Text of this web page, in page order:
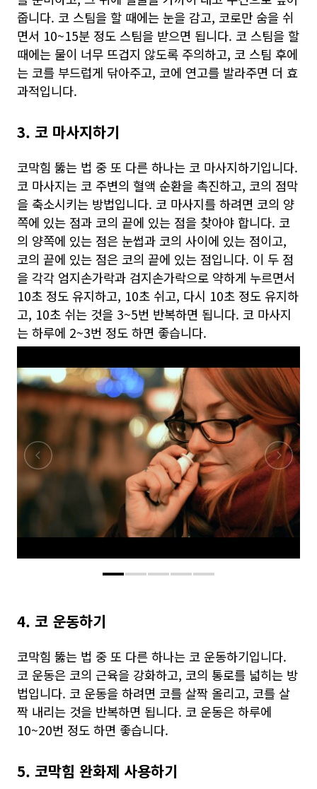
줍니다. 코 스팀을 할 때에는 눈을 감고, 코로만 숨을 쉬
면서 10~15분 정도 스팀을 받으면 됩니다. 코 스팀을 할
때에는 물이 너무 뜨겁지 않도록 주의하고, 코 스팀 후에
는 코를 부드럽게 닦아주고, 코에 연고를 발라주면 더 효
과적입니다.
3. 코 마사지하기
코막힘 뚫는 법 중 또 다른 하나는 코 마사지하기입니다.
코 마사지는 코 주변의 혈액 순환을 촉진하고, 코의 점막
을 축소시키는 방법입니다. 코 마사지를 하려면 코의 양
쪽에 있는 점과 코의 끝에 있는 점을 찾아야 합니다. 코
의 양쪽에 있는 점은 눈썹과 코의 사이에 있는 점이고,
코의 끝에 있는 점은 코의 끝에 있는 점입니다. 이 두 점
을 각각 엄지손가락과 검지손가락으로 약하게 누르면서
10초 정도 유지하고, 10초 쉬고, 다시 10초 정도 유지하
고, 10초 쉬는 것을 3~5번 반복하면 됩니다. 코 마사지
는 하루에 2~3번 정도 하면 좋습니다.
4. 코 운동하기
코막힘 뚫는 법 중 또 다른 하나는 코 운동하기입니다.
코 운동은 코의 근육을 강화하고, 코의 통로를 넓히는 방
법입니다. 코 운동을 하려면 코를 살짝 올리고, 코를 살
짝 내리는 것을 반복하면 됩니다. 코 운동은 하루에
10~20번 정도 하면 좋습니다.
5. 코막힘 완화제 사용하기